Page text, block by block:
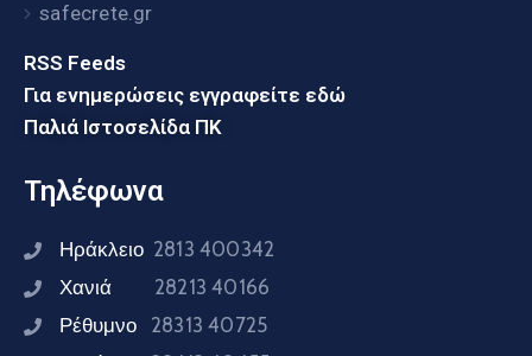
safecrete.gr
RSS Feeds
Για ενημερώσεις εγγραφείτε εδώ
Παλιά Ιστοσελίδα ΠΚ
Τηλέφωνα
Ηράκλειο 2813 400342
Χανιά 28213 40166
Ρέθυμνο 28313 40725